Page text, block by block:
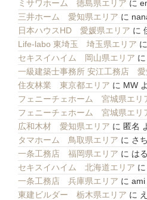
ミサワホーム 徳島県エリア に
三井ホーム 愛知県エリア に
日本ハウスHD 愛媛県エリア に
Life-labo 東埼玉 埼玉県エリア に
セキスイハイム 岡山県エリア に
一級建築士事務所 安江工務店 愛
住友林業 東京都エリア に MW
フェニーチェホーム 宮城県エリ
フェニーチェホーム 宮城県エリ
広和木材 愛知県エリア に 匿名
タマホーム 鳥取県エリア に さち
一条工務店 福岡県エリア に は
セキスイハイム 北海道エリア に
一条工務店 兵庫県エリア に ami
東建ビルダー 栃木県エリア に